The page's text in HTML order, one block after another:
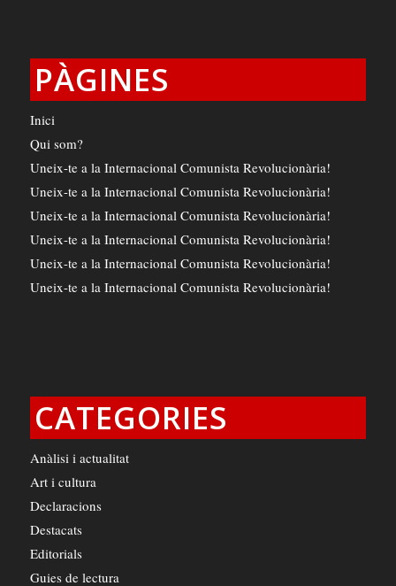
PÀGINES
Inici
Qui som?
Uneix-te a la Internacional Comunista Revolucionària!
Uneix-te a la Internacional Comunista Revolucionària!
Uneix-te a la Internacional Comunista Revolucionària!
Uneix-te a la Internacional Comunista Revolucionària!
Uneix-te a la Internacional Comunista Revolucionària!
Uneix-te a la Internacional Comunista Revolucionària!
CATEGORIES
Anàlisi i actualitat
Art i cultura
Declaracions
Destacats
Editorials
Guies de lectura